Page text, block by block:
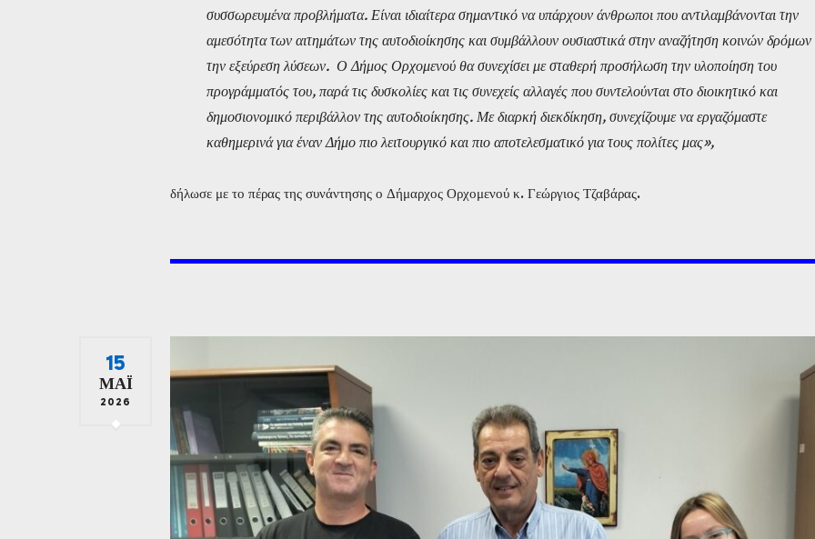
συσσωρευμένα προβλήματα. Είναι ιδιαίτερα σημαντικό να υπάρχουν άνθρωποι που αντιλαμβάνονται την
αμεσότητα των αιτημάτων της αυτοδιοίκησης και συμβάλλουν ουσιαστικά στην αναζήτηση κοινών δρόμων
την εξεύρεση λύσεων. Ο Δήμος Ορχομενού θα συνεχίσει με σταθερή προσήλωση την υλοποίηση του
προγράμματός του, παρά τις δυσκολίες και τις συνεχείς αλλαγές που συντελούνται στο διοικητικό και
δημοσιονομικό περιβάλλον της αυτοδιοίκησης. Με διαρκή διεκδίκηση, συνεχίζουμε να εργαζόμαστε
καθημερινά για έναν Δήμο πιο λειτουργικό και πιο αποτελεσματικό για τους πολίτες μας»,
δήλωσε με το πέρας της συνάντησης ο Δήμαρχος Ορχομενού κ. Γεώργιος Τζαβάρας.
15
ΜΆΙ
2026